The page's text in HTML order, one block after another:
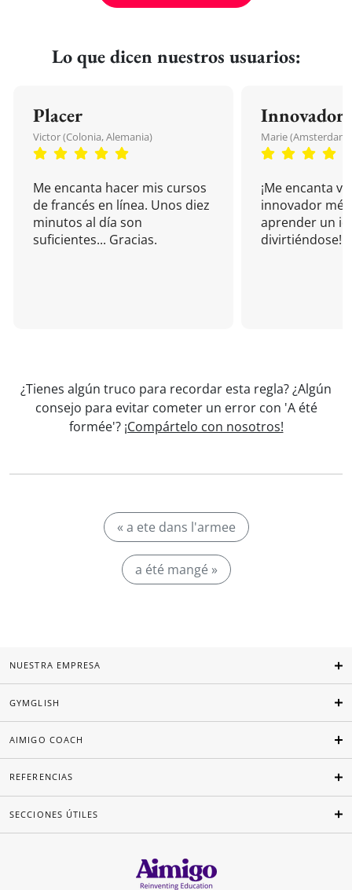
Lo que dicen nuestros usuarios:
Placer
Victor (Colonia, Alemania)
Me encanta hacer mis cursos
de francés en línea. Unos diez
minutos al día son
suficientes... Gracias.
Innovador
Marie (Amsterdam,
¡Me encanta
innovador
aprender un
divirtiéndose!
¿Tienes algún truco para recordar esta regla? ¿Algún
consejo para evitar cometer un error con 'A été
formée'? ¡Compártelo con nosotros!
« a ete dans l'armee
a été mangé »
NUESTRA EMPRESA
GYMGLISH
AIMIGO COACH
REFERENCIAS
SECCIONES ÚTILES